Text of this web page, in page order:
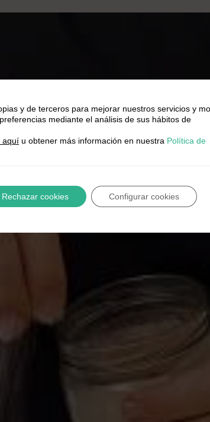
y de terceros para mejorar nuestros servicios y
mediante el análisis de sus hábitos de
aquí u obtener más información en nuestra Política de
Rechazar cookies Configurar cookies